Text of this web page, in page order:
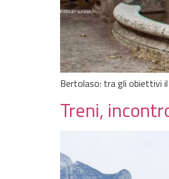
Bertolaso: tra gli obiettivi
Treni,